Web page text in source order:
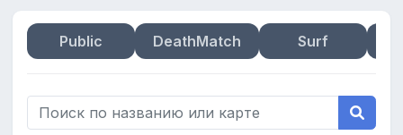
Public DeathMatch Surf